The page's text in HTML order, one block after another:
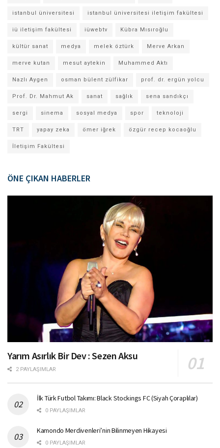
istanbul üniversitesi istanbul üniversitesi iletişim fakültesi
iü iletişim fakültesi iüwebtv Kübra Mısıroğlu
kültür sanat medya melek öztürk Merve Arkan
merve kutan mesut aytekin Muhammed Aktı
Nazlı Aygen osman bülent zülfikar prof. dr. ergün yolcu
Prof. Dr. Mahmut Ak sanat sağlık sena sandıkçı
sergi sinema sosyal medya spor teknoloji
TRT yapay zeka ömer iğrek özgür recep kocaoğlu
İletişim Fakültesi
ÖNE ÇIKAN HABERLER
Yarım Asırlık Bir Dev : Sezen Aksu
2 PAYLAŞIMLAR
İlk Türk Futbol Takımı: Black Stockings FC (Siyah Çoraplılar)
0 PAYLAŞIMLAR
Kamondo Merdivenleri’nin Bilinmeyen Hikayesi
0 PAYLAŞIMLAR